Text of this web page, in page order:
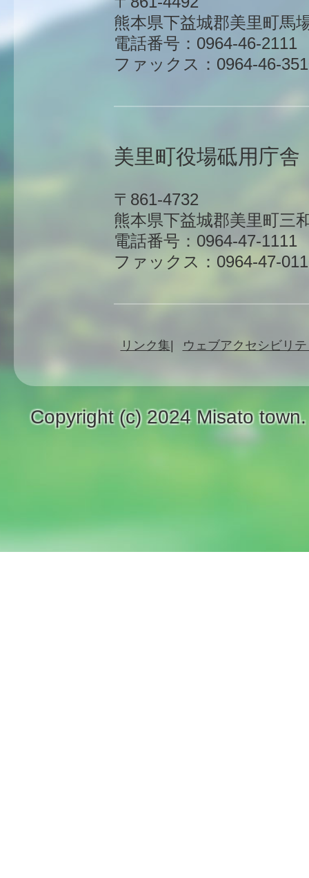
熊本県下益城郡美里町馬
電話番号：0964-46-2111
ファックス：0964-46-
美里町役場砥用庁舎
〒861-4732
熊本県下益城郡美里町三
電話番号：0964-47-1111
ファックス：0964-47-
リンク集 ウェブアクセシビリ
Copyright (c) 2024 Misato